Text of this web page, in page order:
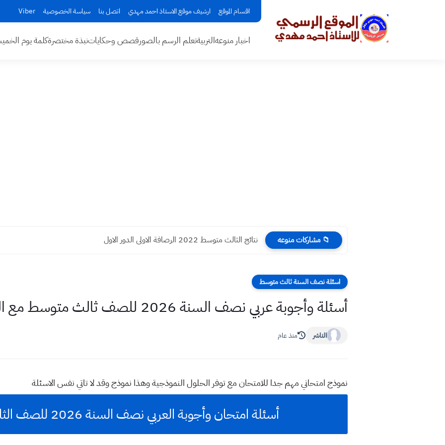
اقسام الموقع ارشيف موقع الاستاذ احمد مهدي اتصل بنا سياسة الخصوصية Viber
اخبار منوعهالتربيةتعلم الرسم بالصورقصص وحكاياتنبذة مختصرةكلمة يوم
📁 مشاركات منوعه نتائج الثالث متوسط 2022 الرصافة الاولى الدور الاول
اسئلة نصف السنة ثالث متوسط
أسئلة وأجوبة عربي نصف السنة 2026 للصف ثالث متوسط مع الحلول النموذجية
الناشر منذ عام
نموذج امتحاني مهم جدا للامتحان مع توفر الحلول النموذجية وهذا نموذج وقد لا تاتي نفس الاسئلة
أسئلة امتحان وأجوبة العربي نصف السنة 2026 للصف الثالث المتوسط